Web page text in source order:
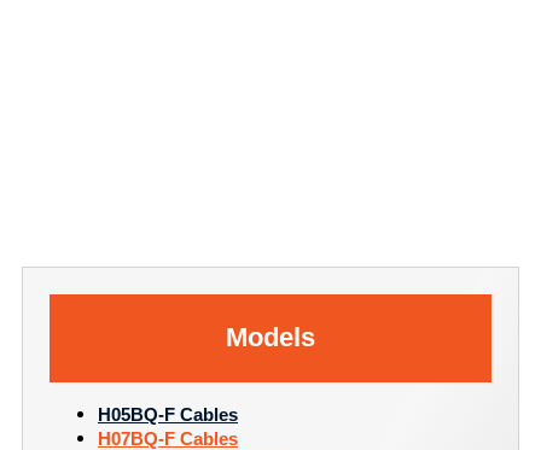
Models
H05BQ-F Cables
​H07BQ-F Cables